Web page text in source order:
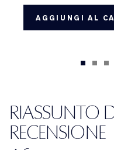
AGGIUNGI AL
RIASSUNTO
RECENSIONE